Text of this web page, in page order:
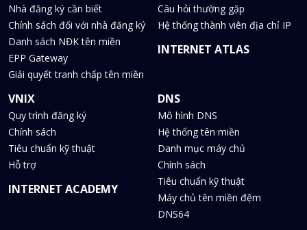
Nhà đăng ký cần biết
Chính sách đối với nhà đăng ký
Danh sách NĐK tên miền
EPP Gateway
Giải quyết tranh chấp tên miền
Câu hỏi thường gặp
Hệ thống thành viên địa chỉ IP
INTERNET ATLAS
VNIX
Quy trình đăng ký
Chính sách
Tiêu chuẩn kỹ thuật
Hỗ trợ
INTERNET ACADEMY
DNS
Mô hình DNS
Hệ thống tên miền
Danh mục máy chủ
Chính sách
Tiêu chuẩn kỹ thuật
Máy chủ tên miền đệm
DNS64